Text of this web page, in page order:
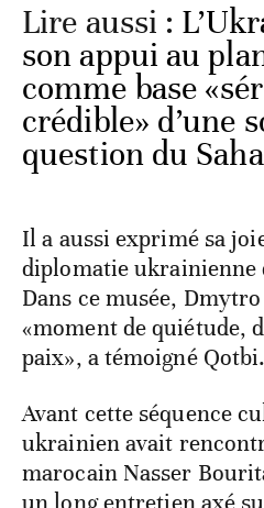
Lire aussi :
son appui au
comme base
crédible» d’une
question du
Il a aussi exprimé sa
diplomatie ukrainienne
Dans ce musée,
«moment de quiétude,
paix», a témoigné Qotbi.
Avant cette séquence
ukrainien avait
marocain Nasser
un long entretien axé